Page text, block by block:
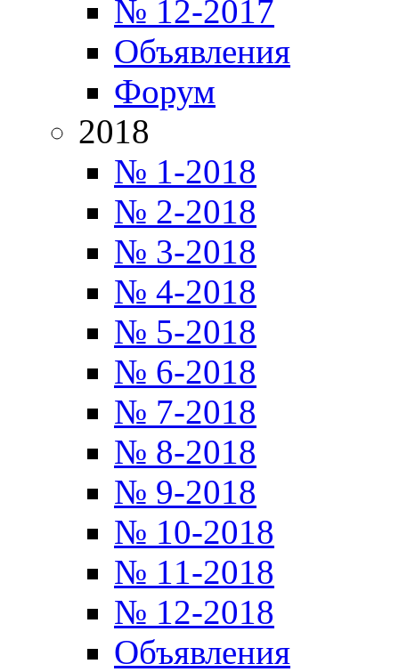
№ 12-2017
Объявления
Форум
2018
№ 1-2018
№ 2-2018
№ 3-2018
№ 4-2018
№ 5-2018
№ 6-2018
№ 7-2018
№ 8-2018
№ 9-2018
№ 10-2018
№ 11-2018
№ 12-2018
Объявления